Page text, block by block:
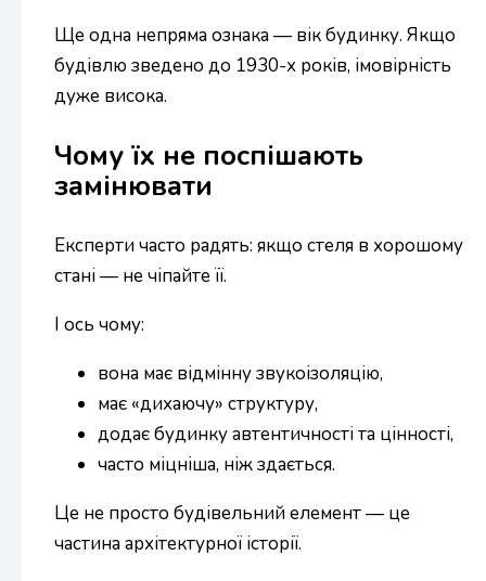
Ще одна непряма ознака — вік будинку. Якщо
будівлю зведено до 1930-х років, імовірність
дуже висока.
Чому їх не поспішають
замінювати
Експерти часто радять: якщо стеля в хорошому
стані — не чіпайте її.
І ось чому:
вона має відмінну звукоізоляцію,
має «дихаючу» структуру,
додає будинку автентичності та цінності,
часто міцніша, ніж здається.
Це не просто будівельний елемент — це
частина архітектурної історії.